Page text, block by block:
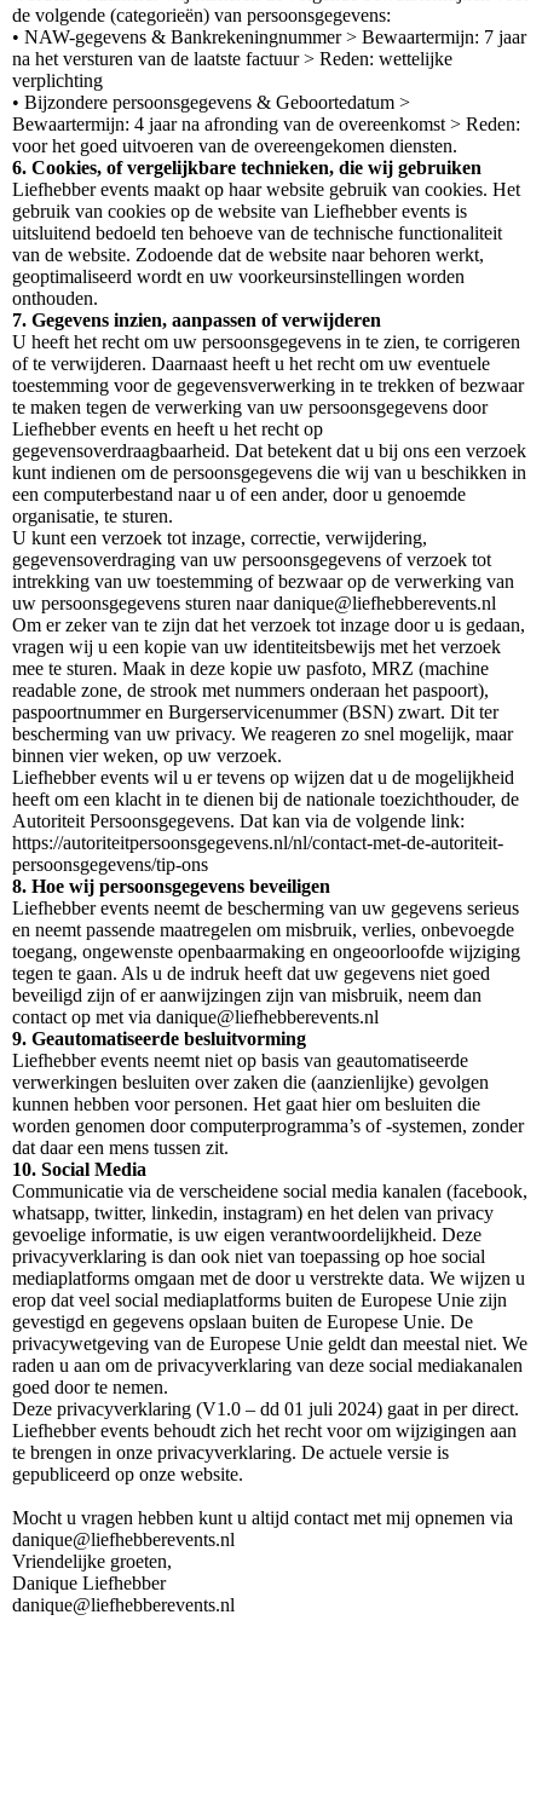
de volgende (categorieën) van persoonsgegevens:
• NAW-gegevens & Bankrekeningnummer > Bewaartermijn: 7 jaar
na het versturen van de laatste factuur > Reden: wettelijke
verplichting
• Bijzondere persoonsgegevens & Geboortedatum >
Bewaartermijn: 4 jaar na afronding van de overeenkomst > Reden:
voor het goed uitvoeren van de overeengekomen diensten.
6. Cookies, of vergelijkbare technieken, die wij gebruiken
Liefhebber events maakt op haar website gebruik van cookies. Het
gebruik van cookies op de website van Liefhebber events is
uitsluitend bedoeld ten behoeve van de technische functionaliteit
van de website. Zodoende dat de website naar behoren werkt,
geoptimaliseerd wordt en uw voorkeursinstellingen worden
onthouden.
7. Gegevens inzien, aanpassen of verwijderen
U heeft het recht om uw persoonsgegevens in te zien, te corrigeren
of te verwijderen. Daarnaast heeft u het recht om uw eventuele
toestemming voor de gegevensverwerking in te trekken of bezwaar
te maken tegen de verwerking van uw persoonsgegevens door
Liefhebber events en heeft u het recht op
gegevensoverdraagbaarheid. Dat betekent dat u bij ons een verzoek
kunt indienen om de persoonsgegevens die wij van u beschikken in
een computerbestand naar u of een ander, door u genoemde
organisatie, te sturen.
U kunt een verzoek tot inzage, correctie, verwijdering,
gegevensoverdraging van uw persoonsgegevens of verzoek tot
intrekking van uw toestemming of bezwaar op de verwerking van
uw persoonsgegevens sturen naar danique@liefhebberevents.nl
Om er zeker van te zijn dat het verzoek tot inzage door u is gedaan,
vragen wij u een kopie van uw identiteitsbewijs met het verzoek
mee te sturen. Maak in deze kopie uw pasfoto, MRZ (machine
readable zone, de strook met nummers onderaan het paspoort),
paspoortnummer en Burgerservicenummer (BSN) zwart. Dit ter
bescherming van uw privacy. We reageren zo snel mogelijk, maar
binnen vier weken, op uw verzoek.
Liefhebber events wil u er tevens op wijzen dat u de mogelijkheid
heeft om een klacht in te dienen bij de nationale toezichthouder, de
Autoriteit Persoonsgegevens. Dat kan via de volgende link:
https://autoriteitpersoonsgegevens.nl/nl/contact-met-de-autoriteit-
persoonsgegevens/tip-ons
8. Hoe wij persoonsgegevens beveiligen
Liefhebber events neemt de bescherming van uw gegevens serieus
en neemt passende maatregelen om misbruik, verlies, onbevoegde
toegang, ongewenste openbaarmaking en ongeoorloofde wijziging
tegen te gaan. Als u de indruk heeft dat uw gegevens niet goed
beveiligd zijn of er aanwijzingen zijn van misbruik, neem dan
contact op met via danique@liefhebberevents.nl
9. Geautomatiseerde besluitvorming
Liefhebber events neemt niet op basis van geautomatiseerde
verwerkingen besluiten over zaken die (aanzienlijke) gevolgen
kunnen hebben voor personen. Het gaat hier om besluiten die
worden genomen door computerprogramma’s of -systemen, zonder
dat daar een mens tussen zit.
10. Social Media
Communicatie via de verscheidene social media kanalen (facebook,
whatsapp, twitter, linkedin, instagram) en het delen van privacy
gevoelige informatie, is uw eigen verantwoordelijkheid. Deze
privacyverklaring is dan ook niet van toepassing op hoe social
mediaplatforms omgaan met de door u verstrekte data. We wijzen u
erop dat veel social mediaplatforms buiten de Europese Unie zijn
gevestigd en gegevens opslaan buiten de Europese Unie. De
privacywetgeving van de Europese Unie geldt dan meestal niet. We
raden u aan om de privacyverklaring van deze social mediakanalen
goed door te nemen.
Deze privacyverklaring (V1.0 – dd 01 juli 2024) gaat in per direct.
Liefhebber events behoudt zich het recht voor om wijzigingen aan
te brengen in onze privacyverklaring. De actuele versie is
gepubliceerd op onze website.
Mocht u vragen hebben kunt u altijd contact met mij opnemen via
danique@liefhebberevents.nl
Vriendelijke groeten,
Danique Liefhebber
danique@liefhebberevents.nl